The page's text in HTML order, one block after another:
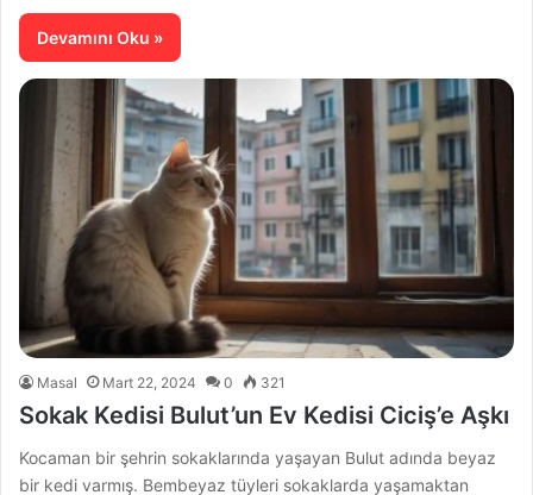
Devamını Oku »
Masal Mart 22, 2024 0 321
Sokak Kedisi Bulut’un Ev Kedisi Ciciş’e Aşkı
Kocaman bir şehrin sokaklarında yaşayan Bulut adında beyaz
bir kedi varmış. Bembeyaz tüyleri sokaklarda yaşamaktan